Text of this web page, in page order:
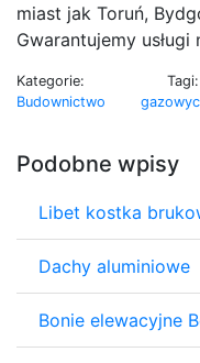
miast jak Toruń,
Gwarantujemy
Kategorie:
Budownictwo
Tagi:
Podobne wpisy
Libet kostka
Dachy aluminiowe
Bonie elewacyjne